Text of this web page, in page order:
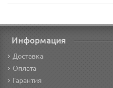
Информация
Доставка
Оплата
Гарантия